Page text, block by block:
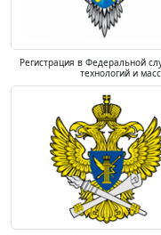
Регистрация в Федеральной
технологий и